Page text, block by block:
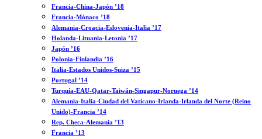
Francia-China-Japón ’18
Francia-Mónaco ’18
Alemania-Croacia-Eslovenia-Italia ’17
Holanda-Lituania-Letonia ’17
Japón ’16
Polonia-Finlandia ’16
Italia-Estados Unidos-Suiza ’15
Portugal ’14
Turquía-EAU-Qatar-Taiwán-Singapur-Noruega ’14
Alemania-Italia-Ciudad del Vaticano-Irlanda-Irlanda del Norte (Reino
Unido)-Francia ’14
Rep. Checa-Alemania ’13
Francia ’13